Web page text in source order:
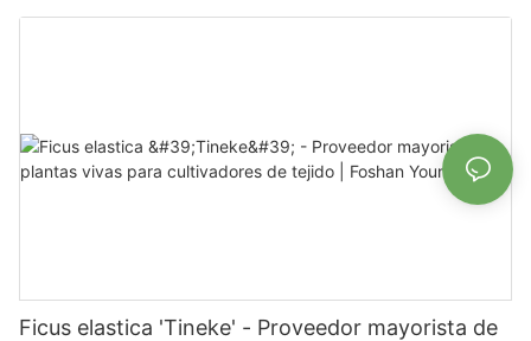
Kerchoveana | Foshan Youngplants
Ficus elastica 'Tineke' - Proveedor mayorista de